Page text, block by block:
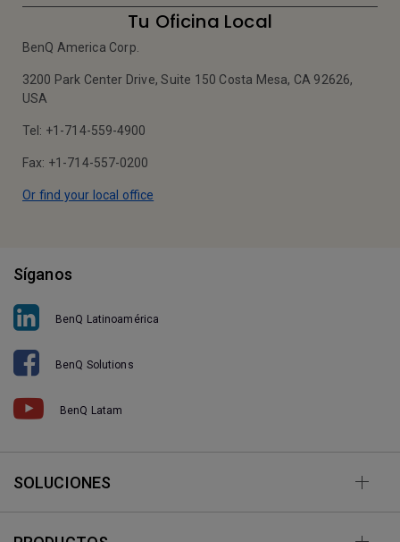
Tu Oficina Local
BenQ America Corp.
3200 Park Center Drive, Suite 150 Costa Mesa, CA 92626,
USA
Tel: +1-714-559-4900
Fax: +1-714-557-0200
Or find your local office
Síganos
BenQ Latinoamérica
BenQ Solutions
BenQ Latam
SOLUCIONES